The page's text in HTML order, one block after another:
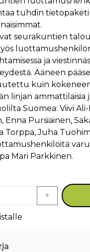
tuhdin
seurakuntien
ja
Ääneen
kuin
linjan ammattilaisia
Suomea: Viivi
Enna Pursiainen,
Torppa, Juha
Mari Parkkinen.